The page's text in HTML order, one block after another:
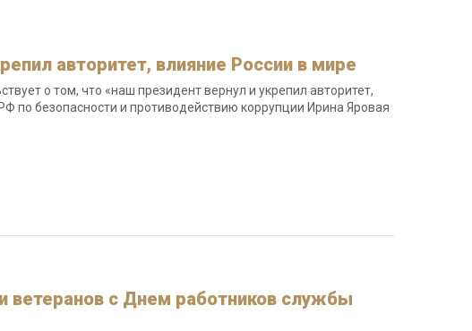
авторитет, влияние России в мире
о том, что «наш президент вернул и укрепил авторитет,
по безопасности и противодействию коррупции Ирина Яровая
ветеранов с Днем работников службы